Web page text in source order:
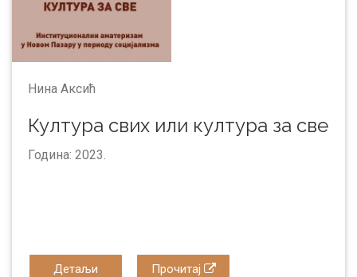
Нина Аксић
Култура свих или култура за све
Година: 2023.
Детаљи Прочитај